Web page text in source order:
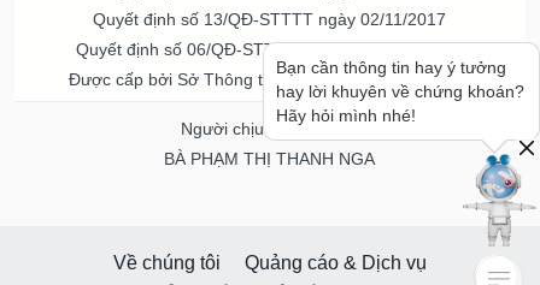
Quyết định số 13/QĐ-STTTT ngày 02/11/2017
Quyết định số 06/QĐ-STTTT-ICP ngày 20/07/2023
Được cấp bởi Sở Thông tin và Truyền thông TPHCM
Người chịu trách nhiệm
BÀ PHẠM THỊ THANH NGA
Về chúng tôi
Quảng cáo & Dịch vụ
Bạn cần thông tin hay ý tưởng
hay lời khuyên về chứng khoán?
Hãy hỏi mình nhé!